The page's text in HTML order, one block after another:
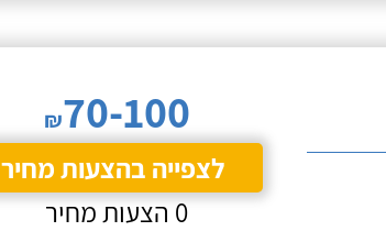
₪70-100
לצפייה בהצעות מחיר
0 הצעות מחיר